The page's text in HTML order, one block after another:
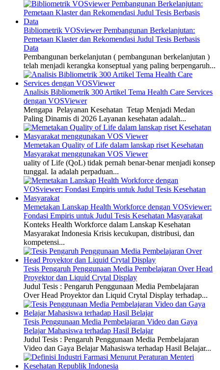
Bibliometrik VOSviewer Pembangunan Berkelanjutan:
Pemetaan Klaster dan Rekomendasi Judul Tesis Berbasis
Data
Pembangunan berkelanjutan ( pembangunan berkelanjutan )
telah menjadi kerangka konseptual yang paling berpengaruh...
Analisis Bibliometrik 300 Artikel Tema Health Care Services
dengan VOSViewer
Mengapa Pelayanan Kesehatan Tetap Menjadi Medan
Paling Dinamis di 2026 Layanan kesehatan adalah...
Memetakan Quality of Life dalam lanskap riset Kesehatan
Masyarakat menggunakan VOS Viewer
uality of Life (QoL) tidak pernah benar-benar menjadi konsep
tunggal. Ia adalah perpaduan...
Memetakan Lanskap Health Workforce dengan VOSviewer:
Fondasi Empiris untuk Judul Tesis Kesehatan Masyarakat
Konteks Health Workforce dalam Lanskap Kesehatan
Masyarakat Indonesia Krisis kecukupan, distribusi, dan
kompetensi...
Tesis Pengaruh Penggunaan Media Pembelajaran Over Head
Proyektor dan Liquid Crytal Display
Judul Tesis : Pengaruh Penggunaan Media Pembelajaran
Over Head Proyektor dan Liquid Crytal Display terhadap...
Tesis Penggunaan Media Pembelajaran Video dan Gaya
Belajar Mahasiswa terhadap Hasil Belajar
Judul Tesis : Pengaruh Penggunaan Media Pembelajaran
Video dan Gaya Belajar Mahasiswa terhadap Hasil Belajar...